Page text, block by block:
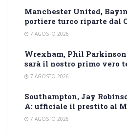
Manchester United,
portiere turco riparte dal
7 AGOSTO 2026
Wrexham, Phil Parkinson:
sarà il nostro primo vero
7 AGOSTO 2026
Southampton, Jay
A: ufficiale il prestito al
7 AGOSTO 2026